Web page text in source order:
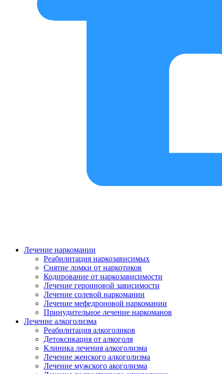
Лечение наркомании
Реабилитация наркозависимых
Снятие ломки от наркотиков
Кодирование от наркозависимости
Лечение героиновой зависимости
Лечение солевой наркомании
Лечение мефедроновой наркомании
Принудительное лечение наркоманов
Лечение алкоголизма
Реабилитация алкоголиков
Детоксикация от алкоголя
Клиника лечения алкоголизма
Лечение женского алкоголизма
Лечение мужского акоголизма